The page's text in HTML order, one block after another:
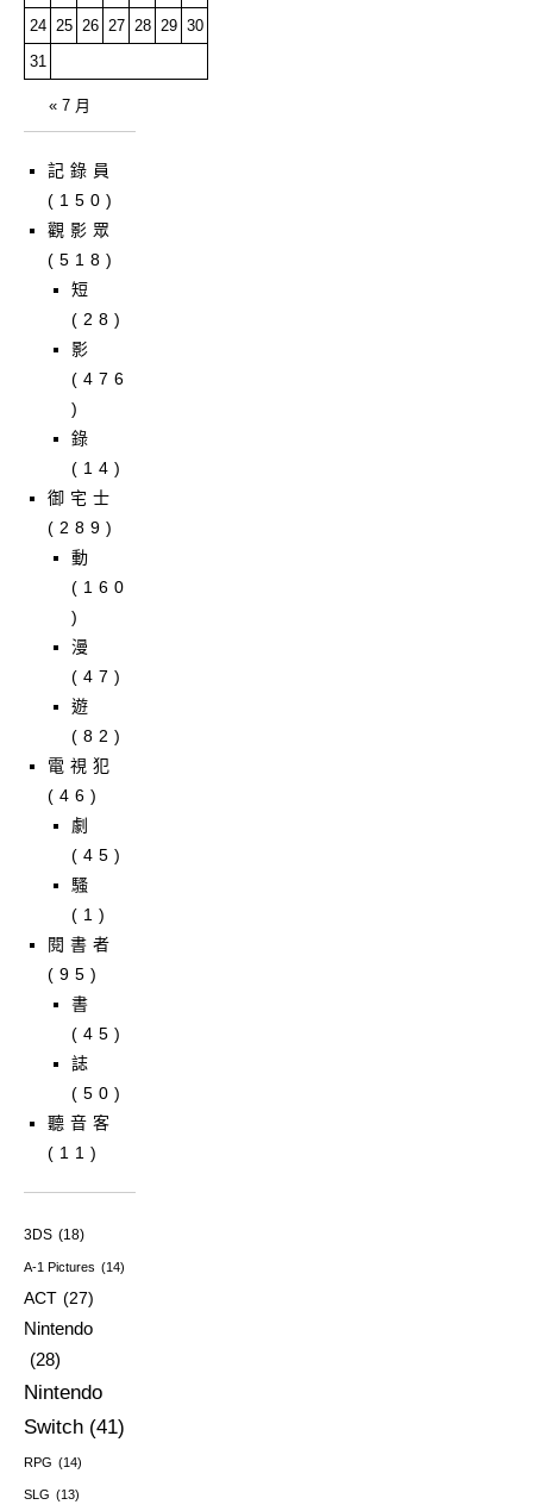
24
25 26 27 28 29 30
31
« 7 月
記錄員
(150)
觀影眾
(518)
短
(28)
影
(476
)
錄
(14)
御宅士
(289)
動
(160
)
漫
(47)
遊
(82)
電視犯
(46)
劇
(45)
騷
(1)
閱書者
(95)
書
(45)
誌
(50)
聽音客
(11)
3DS (18)
A-1 Pictures (14)
ACT (27)
Nintendo
(28)
Nintendo
Switch (41)
RPG (14)
SLG (13)